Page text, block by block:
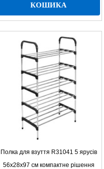
КОШИКА
Полка для взуття R31041 5 ярусів
56x28x97 см компактне рішення